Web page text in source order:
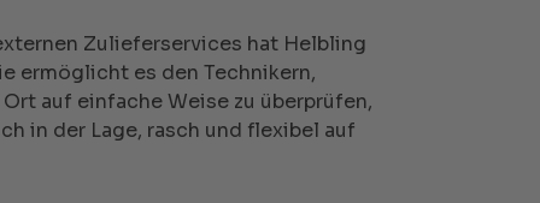
Zulieferservices hat Helbling
ermöglicht es den Technikern,
auf einfache Weise zu überprüfen,
in der Lage, rasch und flexibel auf